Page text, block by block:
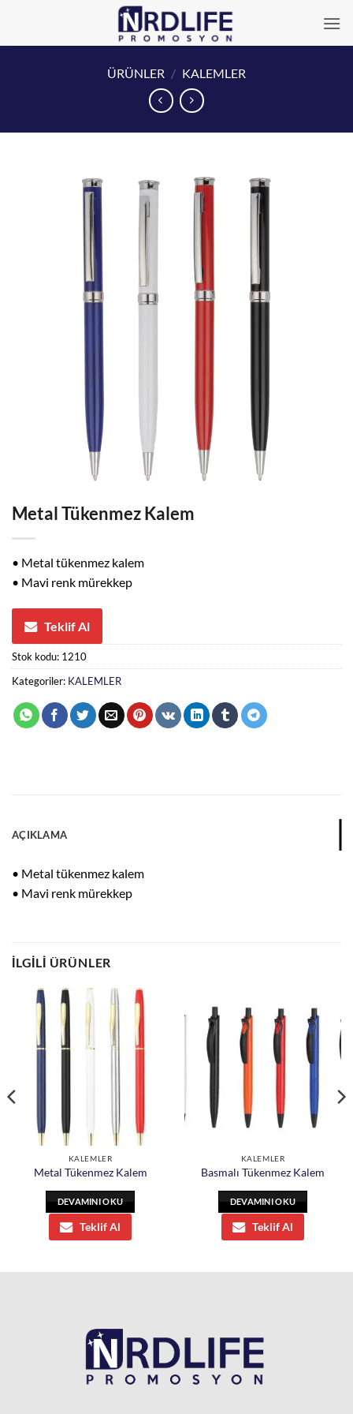
ÜRÜNLER / KALEMLER
Metal Tükenmez Kalem
• Metal tükenmez kalem
• Mavi renk mürekkep
Teklif Al
Stok kodu: 1210
Kategoriler: KALEMLER
AÇIKLAMA
• Metal tükenmez kalem
• Mavi renk mürekkep
İLGILI ÜRÜNLER
KALEMLER
Metal Tükenmez Kalem
DEVAMINI OKU
Teklif Al
KALEMLER
Basmalı Tükenmez Kalem
DEVAMINI OKU
Teklif Al